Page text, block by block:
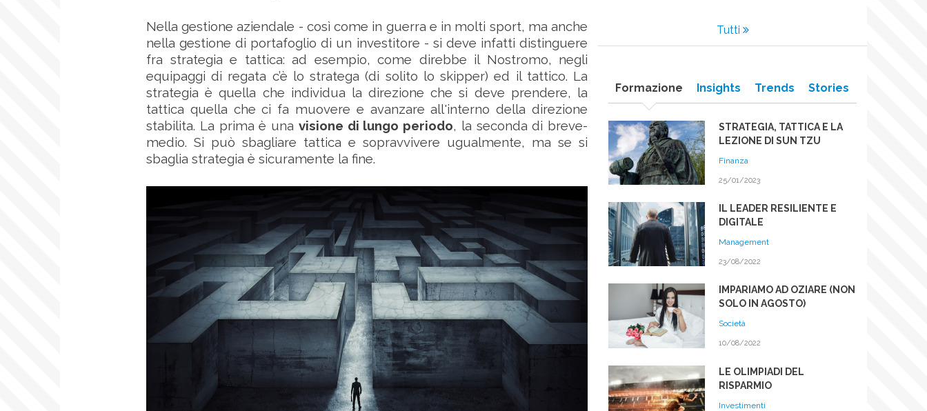
Nella gestione aziendale - così come in guerra e in molti sport, ma anche
nella gestione di portafoglio di un investitore - si deve infatti distinguere
fra strategia e tattica: ad esempio, come direbbe il Nostromo, negli
equipaggi di regata c’è lo stratega (di solito lo skipper) ed il tattico. La
strategia è quella che individua la direzione che si deve prendere, la
tattica quella che ci fa muovere e avanzare all'interno della direzione
stabilita. La prima è una visione di lungo periodo, la seconda di breve-
medio. Si può sbagliare tattica e sopravvivere ugualmente, ma se si
sbaglia strategia è sicuramente la fine.
Tutti
Formazione Insights Trends Stories
STRATEGIA, TATTICA E LA
LEZIONE DI SUN TZU
Finanza
25/01/2023
IL LEADER RESILIENTE E
DIGITALE
Management
23/08/2022
IMPARIAMO AD OZIARE (NON
SOLO IN AGOSTO)
Società
10/08/2022
LE OLIMPIADI DEL
RISPARMIO
Investimenti